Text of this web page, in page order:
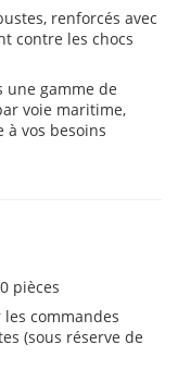
renforcés avec
contre les chocs
une gamme de
voie maritime,
vos besoins
pièces
commandes
(sous réserve de